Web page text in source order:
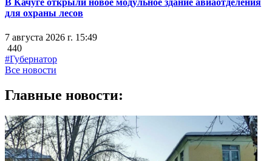
В Качуге открыли новое модульное здание авиаотделения
для охраны лесов
7 августа 2026 г. 15:49
440
#Губернатор
Все новости
Главные новости: